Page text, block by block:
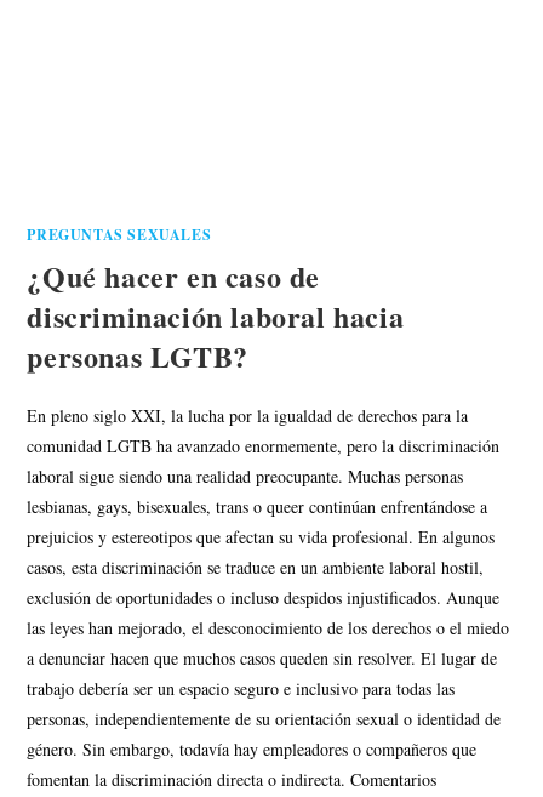
PREGUNTAS SEXUALES
¿Qué hacer en caso de
discriminación laboral hacia
personas LGTB?
En pleno siglo XXI, la lucha por la igualdad de derechos para la
comunidad LGTB ha avanzado enormemente, pero la discriminación
laboral sigue siendo una realidad preocupante. Muchas personas
lesbianas, gays, bisexuales, trans o queer continúan enfrentándose a
prejuicios y estereotipos que afectan su vida profesional. En algunos
casos, esta discriminación se traduce en un ambiente laboral hostil,
exclusión de oportunidades o incluso despidos injustificados. Aunque
las leyes han mejorado, el desconocimiento de los derechos o el miedo
a denunciar hacen que muchos casos queden sin resolver. El lugar de
trabajo debería ser un espacio seguro e inclusivo para todas las
personas, independientemente de su orientación sexual o identidad de
género. Sin embargo, todavía hay empleadores o compañeros que
fomentan la discriminación directa o indirecta. Comentarios